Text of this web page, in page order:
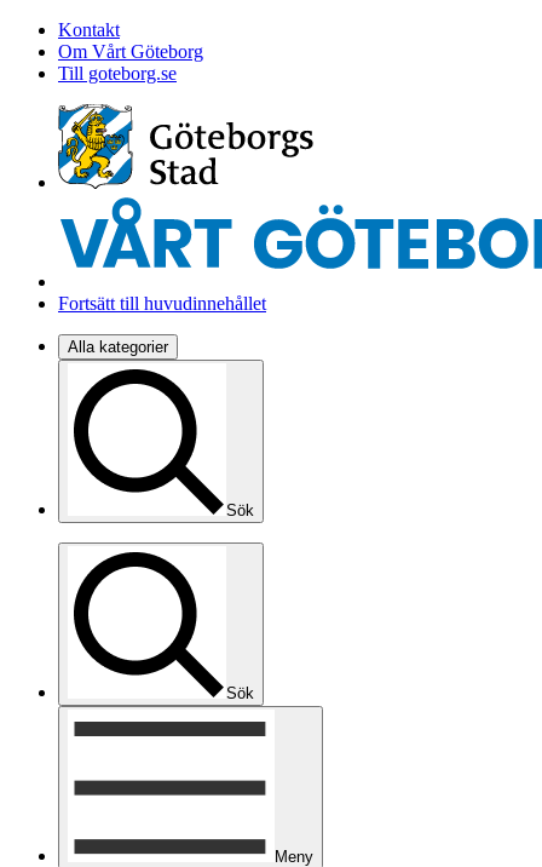
Kontakt
Om Vårt Göteborg
Till goteborg.se
Fortsätt till huvudinnehållet
Alla kategorier
Sök
Sök
Meny